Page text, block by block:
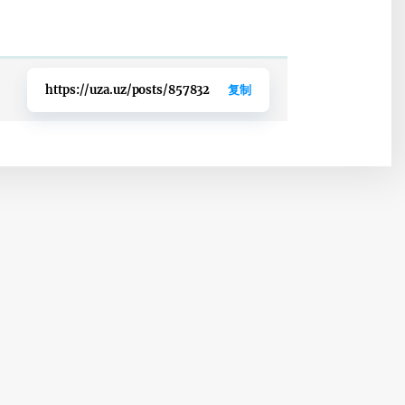
https://uza.uz/posts/857832 复制